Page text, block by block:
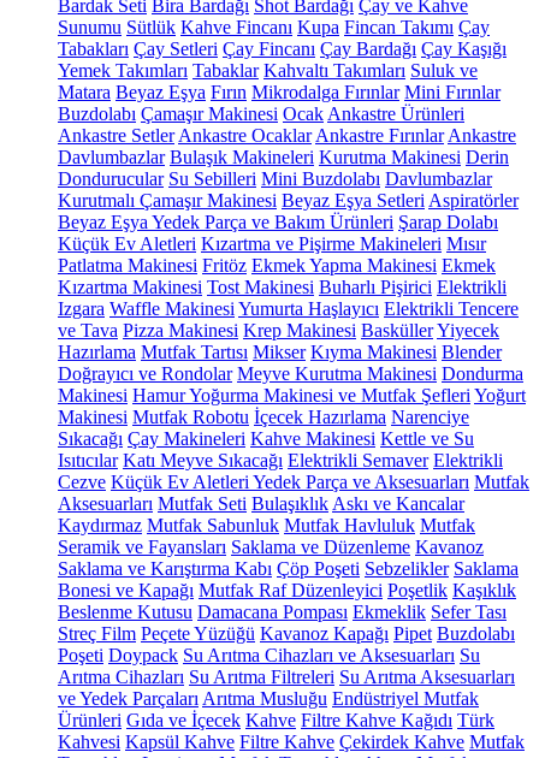
Bardak Seti Bira Bardağı Shot Bardağı Çay ve Kahve
Sunumu Sütlük Kahve Fincanı Kupa Fincan Takımı Çay
Tabakları Çay Setleri Çay Fincanı Çay Bardağı Çay Kaşığı
Yemek Takımları Tabaklar Kahvaltı Takımları Suluk ve
Matara Beyaz Eşya Fırın Mikrodalga Fırınlar Mini Fırınlar
Buzdolabı Çamaşır Makinesi Ocak Ankastre Ürünleri
Ankastre Setler Ankastre Ocaklar Ankastre Fırınlar Ankastre
Davlumbazlar Bulaşık Makineleri Kurutma Makinesi Derin
Dondurucular Su Sebilleri Mini Buzdolabı Davlumbazlar
Kurutmalı Çamaşır Makinesi Beyaz Eşya Setleri Aspiratörler
Beyaz Eşya Yedek Parça ve Bakım Ürünleri Şarap Dolabı
Küçük Ev Aletleri Kızartma ve Pişirme Makineleri Mısır
Patlatma Makinesi Fritöz Ekmek Yapma Makinesi Ekmek
Kızartma Makinesi Tost Makinesi Buharlı Pişirici Elektrikli
Izgara Waffle Makinesi Yumurta Haşlayıcı Elektrikli Tencere
ve Tava Pizza Makinesi Krep Makinesi BasküllerYiyecek
Hazırlama Mutfak Tartısı Mikser Kıyma Makinesi Blender
Doğrayıcı ve Rondolar Meyve Kurutma Makinesi Dondurma
Makinesi Hamur Yoğurma Makinesi ve Mutfak Şefleri Yoğurt
Makinesi Mutfak Robotu İçecek Hazırlama Narenciye
Sıkacağı Çay Makineleri Kahve Makinesi Kettle ve Su
Isıtıcılar Katı Meyve Sıkacağı Elektrikli Semaver Elektrikli
Cezve Küçük Ev Aletleri Yedek Parça ve Aksesuarları Mutfak
Aksesuarları Mutfak Seti Bulaşıklık Askı ve Kancalar
Kaydırmaz Mutfak Sabunluk Mutfak Havluluk Mutfak
Seramik ve Fayansları Saklama ve Düzenleme Kavanoz
Saklama ve Karıştırma Kabı Çöp Poşeti Sebzelikler Saklama
Bonesi ve Kapağı Mutfak Raf Düzenleyici Poşetlik Kaşıklık
Beslenme Kutusu Damacana Pompası Ekmeklik Sefer Tası
Streç Film Peçete Yüzüğü Kavanoz Kapağı Pipet Buzdolabı
Poşeti Doypack Su Arıtma Cihazları ve Aksesuarları Su
Arıtma Cihazları Su Arıtma Filtreleri Su Arıtma Aksesuarları
ve Yedek Parçaları Arıtma Musluğu Endüstriyel Mutfak
Ürünleri Gıda ve İçecek Kahve Filtre Kahve Kağıdı Türk
Kahvesi Kapsül Kahve Filtre Kahve Çekirdek Kahve Mutfak